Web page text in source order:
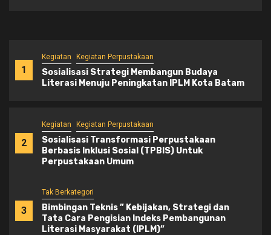
1
Kegiatan Kegiatan Perpustakaan
Sosialisasi Strategi Membangun Budaya
Literasi Menuju Peningkatan IPLM Kota Batam
2
Kegiatan Kegiatan Perpustakaan
Sosialisasi Transformasi Perpustakaan
Berbasis Inklusi Sosial (TPBIS) Untuk
Perpustakaan Umum
3
Tak Berkategori
Bimbingan Teknis ” Kebijakan, Strategi dan
Tata Cara Pengisian Indeks Pembangunan
Literasi Masyarakat (IPLM)”